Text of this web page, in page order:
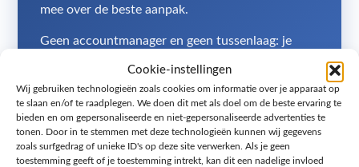
Cookie-instellingen
Wij gebruiken technologieën zoals cookies om informatie over je apparaat op
te slaan en/of te raadplegen. We doen dit met als doel om de beste ervaring te
bieden en om gepersonaliseerde en niet-gepersonaliseerde advertenties te
tonen. Door in te stemmen met deze technologieën kunnen wij gegevens
zoals surfgedrag of unieke ID's op deze site verwerken. Als je geen
toestemming geeft of je toestemming intrekt, kan dit een nadelige invloed
mee over de beste aanpak.
Geen accountmanager en geen tussenlaag: je
advies, snelle reactie en eerlijk over wat wel en
niet de moeite waard is.
Jacy Toetenel, eigenaar Melange Design, Zoetermeer